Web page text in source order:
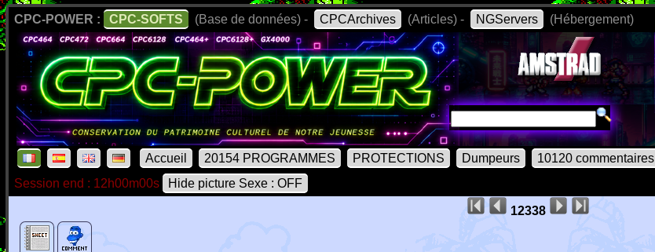
CPC-POWER : CPC-SOFTS (Base de données) - CPCArchives (Articles) - NGServers (Hébergement)
Accueil 20154 PROGRAMMES PROTECTIONS Dumpeurs 10120 commentaires
Session end : 12h00m00s
Hide picture Sexe : OFF
12338